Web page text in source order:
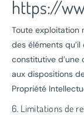
https://
Toute exploitation
des éléments
constitutive
aux dispositions
Propriété
6. Limitations de